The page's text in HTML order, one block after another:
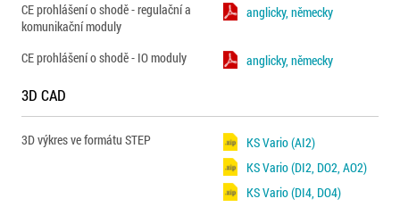
CE prohlášení o shodě - regulační a
komunikační moduly
anglicky, německy
CE prohlášení o shodě - IO moduly anglicky, německy
3D CAD
3D výkres ve formátu STEP
KS Vario (AI2)
KS Vario (DI2, DO2, AO2)
KS Vario (DI4, DO4)